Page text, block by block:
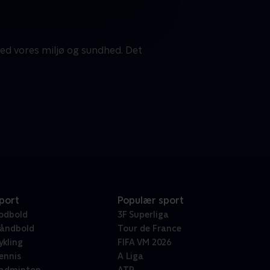
vores miljø og sundhed. Det
Populær sport
3F Superliga
Tour de France
FIFA VM 2026
A Liga